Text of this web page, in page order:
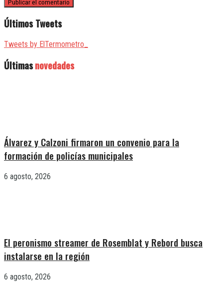
Últimos Tweets
Tweets by ElTermometro_
Últimasnovedades
Álvarez y Calzoni firmaron un convenio para la
formación de policías municipales
6 agosto, 2026
El peronismo streamer de Rosemblat y Rebord busca
instalarse en la región
6 agosto, 2026